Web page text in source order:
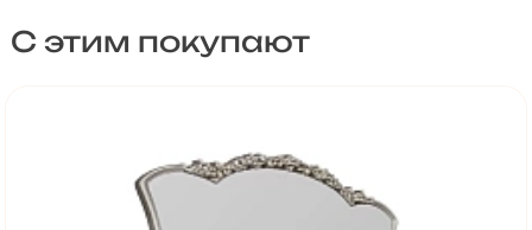
С этим покупают